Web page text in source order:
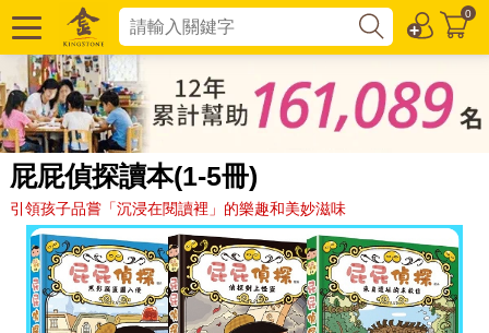
0
屁屁偵探讀本(1-5冊)
引領孩子品嘗「沉浸在閱讀裡」的樂趣和美妙滋味